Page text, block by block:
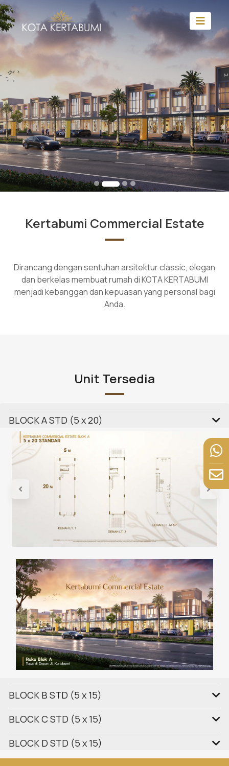
Kertabumi Commercial Estate
Dirancang dengan sentuhan arsitektur classic, elegan
dan berkelas membuat rumah di KOTA KERTABUMI
menjadi kebanggan dan kepuasan yang personal bagi
Anda.
Unit Tersedia
BLOCK A STD (5 x 20)
BLOCK B STD (5 x 15)
BLOCK C STD (5 x 15)
BLOCK D STD (5 x 15)